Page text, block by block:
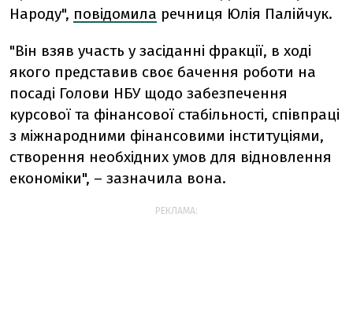
Народу", повідомила речниця Юлія Палійчук.
"Він взяв участь у засіданні фракції, в ході
якого представив своє бачення роботи на
посаді Голови НБУ щодо забезпечення
курсової та фінансової стабільності, співпраці
з міжнародними фінансовими інституціями,
створення необхідних умов для відновлення
економіки", – зазначила вона.
РЕКЛАМА: